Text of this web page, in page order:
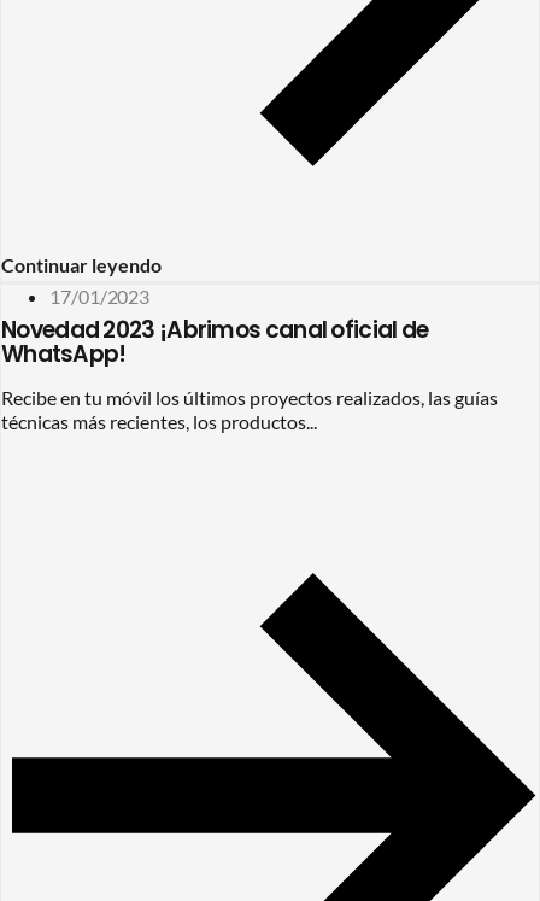
Continuar leyendo
17/01/2023
Novedad 2023 ¡Abrimos canal oficial de
WhatsApp!
Recibe en tu móvil los últimos proyectos realizados, las guías
técnicas más recientes, los productos...